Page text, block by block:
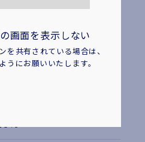
955円
4901061 004319
画面を表示しない
を共有されている場合は、
うにお願いいたします。